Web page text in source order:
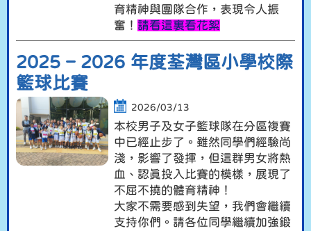
育精神與團隊合作，表現令人振
奮！ 請看這裏看花絮
2025 – 2026 年度荃灣區小學校際
籃球比賽
2026/03/13
本校男子及女子籃球隊在分區複賽
中已經止步了。雖然同學們經驗尚
淺，影響了發揮，但這群男女將熱
血、認真投入比賽的模樣，展現了
不屈不撓的體育精神！
大家不需要感到失望，我們會繼續
支持你們。請各位同學繼續加強鍛